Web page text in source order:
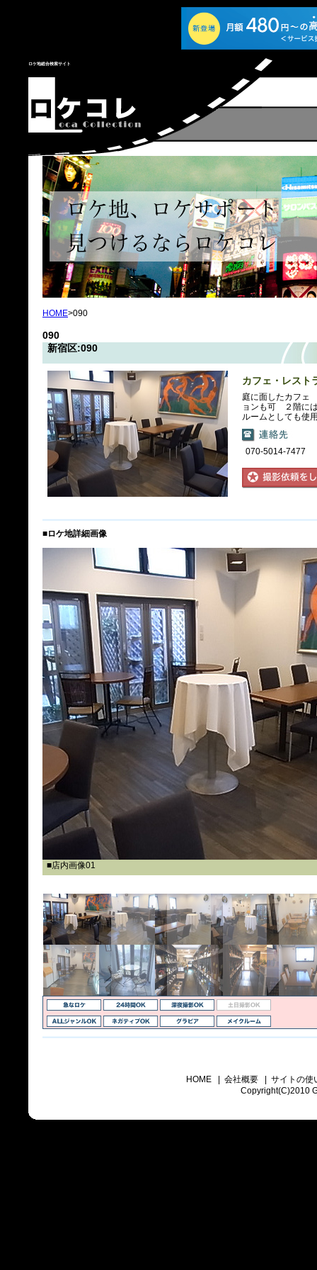
ロケ地総合検索サイト
HOME>090
090
新宿区:090
カフェ・レスト
庭に面したカフェ
ョンも可 ２階に
ルームとしても使
070-5014-7477
■ロケ地詳細画像
■店内画像01
HOME| 会社概要| サイトの使
Copyright(C)2010